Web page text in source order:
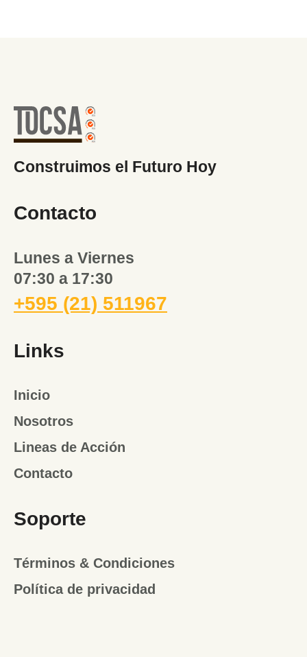
Construimos el Futuro Hoy
Contacto
Lunes a Viernes
07:30 a 17:30
+595 (21) 511967
Links
Inicio
Nosotros
Lineas de Acción
Contacto
Soporte
Términos & Condiciones
Política de privacidad